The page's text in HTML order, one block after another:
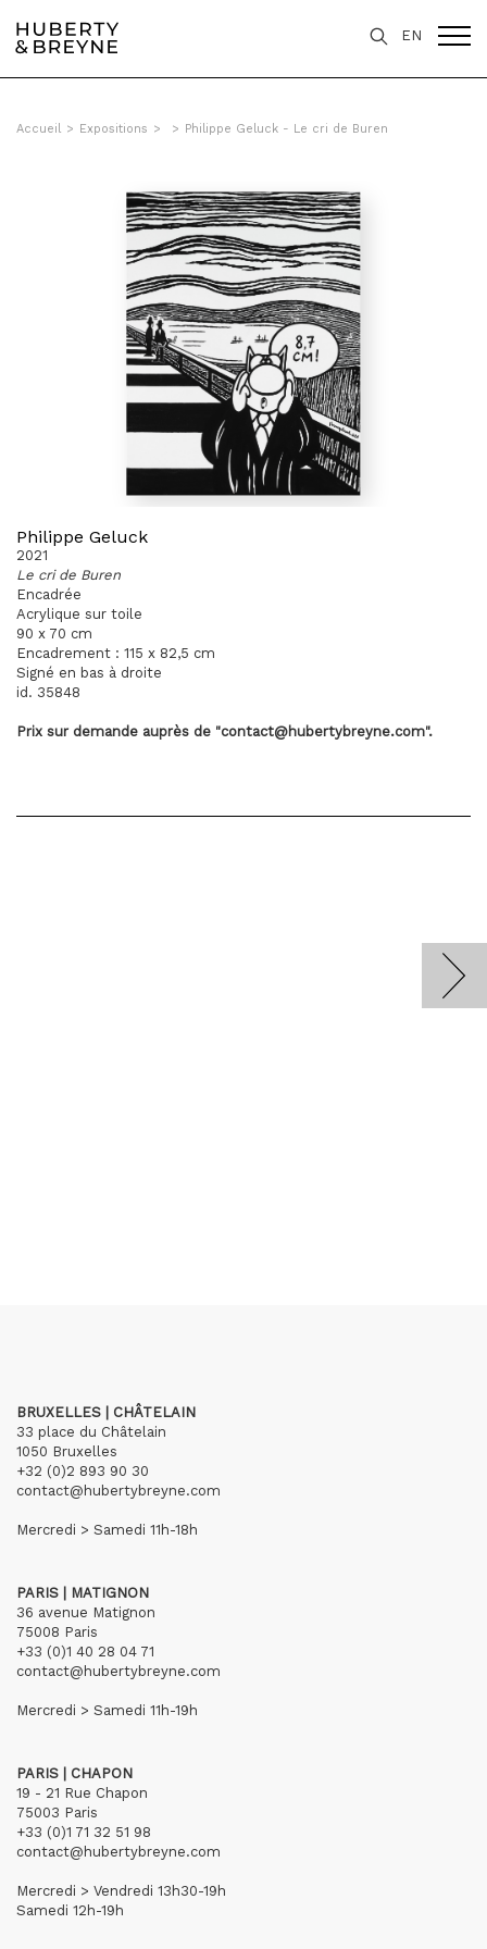
EN
Accueil > Expositions > > Philippe Geluck - Le cri de Buren
Philippe Geluck
2021
Le cri de Buren
Encadrée
Acrylique sur toile
90 x 70 cm
Encadrement : 115 x 82,5 cm
Signé en bas à droite
id. 35848
Prix sur demande auprès de "contact@hubertybreyne.com".
BRUXELLES | CHÂTELAIN
33 place du Châtelain
1050 Bruxelles
+32 (0)2 893 90 30
contact@hubertybreyne.com
Mercredi > Samedi 11h-18h
PARIS | MATIGNON
36 avenue Matignon
75008 Paris
+33 (0)1 40 28 04 71
contact@hubertybreyne.com
Mercredi > Samedi 11h-19h
PARIS | CHAPON
19 - 21 Rue Chapon
75003 Paris
+33 (0)1 71 32 51 98
contact@hubertybreyne.com
Mercredi > Vendredi 13h30-19h
Samedi 12h-19h